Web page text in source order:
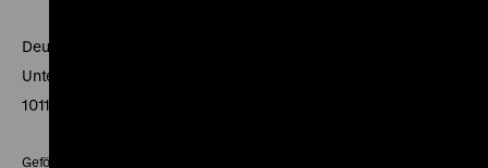
Deutsches Historisches Museum
Unter den Linden 2
10117 Berlin
Gefördert mit Mitteln des Beauftragten der Bundesregierung für